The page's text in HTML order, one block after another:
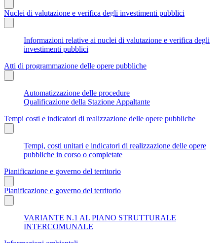
Nuclei di valutazione e verifica degli investimenti pubblici
Informazioni relative ai nuclei di valutazione e verifica degli
investimenti pubblici
Atti di programmazione delle opere pubbliche
Automatizzazione delle procedure
Qualificazione della Stazione Appaltante
Tempi costi e indicatori di realizzazione delle opere pubbliche
Tempi, costi unitari e indicatori di realizzazione delle opere
pubbliche in corso o completate
Pianificazione e governo del territorio
Pianificazione e governo del territorio
VARIANTE N.1 AL PIANO STRUTTURALE
INTERCOMUNALE